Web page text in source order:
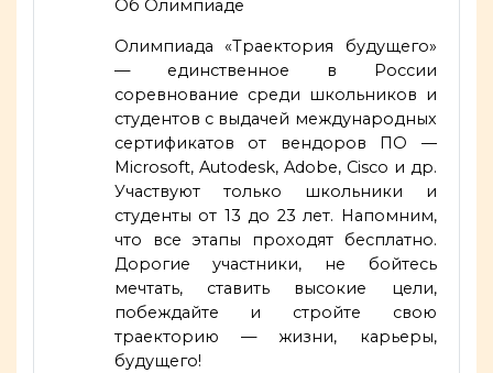
Об Олимпиаде
Олимпиада «Траектория будущего»
— единственное в России
соревнование среди школьников и
студентов с выдачей международных
сертификатов от вендоров ПО —
Microsoft, Autodesk, Adobe, Cisco и др.
Участвуют только школьники и
студенты от 13 до 23 лет. Напомним,
что все этапы проходят бесплатно.
Дорогие участники, не бойтесь
мечтать, ставить высокие цели,
побеждайте и стройте свою
траекторию — жизни, карьеры,
будущего!